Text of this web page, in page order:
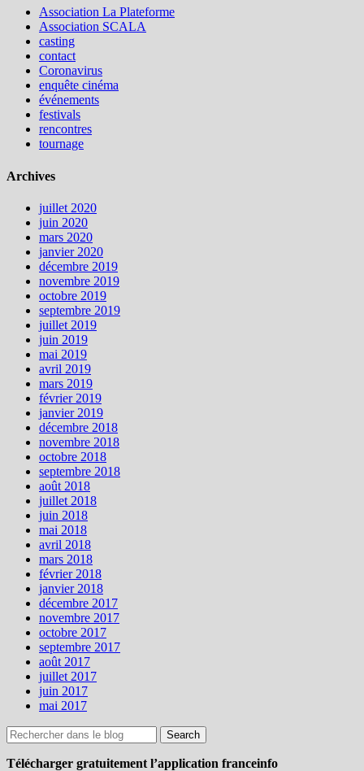
Association La Plateforme
Association SCALA
casting
contact
Coronavirus
enquête cinéma
événements
festivals
rencontres
tournage
Archives
juillet 2020
juin 2020
mars 2020
janvier 2020
décembre 2019
novembre 2019
octobre 2019
septembre 2019
juillet 2019
juin 2019
mai 2019
avril 2019
mars 2019
février 2019
janvier 2019
décembre 2018
novembre 2018
octobre 2018
septembre 2018
août 2018
juillet 2018
juin 2018
mai 2018
avril 2018
mars 2018
février 2018
janvier 2018
décembre 2017
novembre 2017
octobre 2017
septembre 2017
août 2017
juillet 2017
juin 2017
mai 2017
Télécharger gratuitement l’application franceinfo